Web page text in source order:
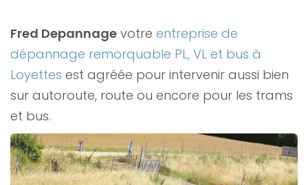
Fred Depannage votre entreprise de
dépannage remorquable PL, VL et bus à
Loyettes est agréée pour intervenir aussi bien
sur autoroute, route ou encore pour les trams
et bus.